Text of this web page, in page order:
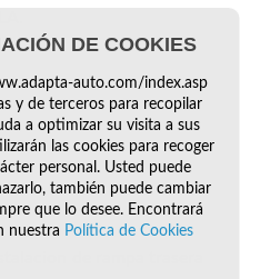
DE COOKIES
auto.com/index.asp
y de terceros para recopilar
a optimizar su visita a sus
las cookies para recoger
personal. Usted puede
también puede cambiar
que lo desee. Encontrará
nuestra Política de Cookies